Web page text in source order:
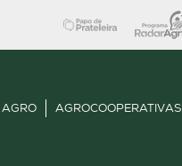
AGROCOOPERATIVAS